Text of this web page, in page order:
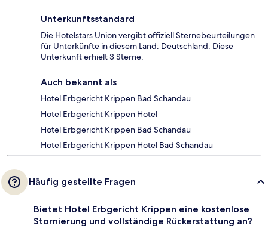
Unterkunftsstandard
Die Hotelstars Union vergibt offiziell Sternebeurteilungen
für Unterkünfte in diesem Land: Deutschland. Diese
Unterkunft erhielt 3 Sterne.
Auch bekannt als
Hotel Erbgericht Krippen Bad Schandau
Hotel Erbgericht Krippen Hotel
Hotel Erbgericht Krippen Bad Schandau
Hotel Erbgericht Krippen Hotel Bad Schandau
Häufig gestellte Fragen
Bietet Hotel Erbgericht Krippen eine kostenlose
Stornierung und vollständige Rückerstattung an?